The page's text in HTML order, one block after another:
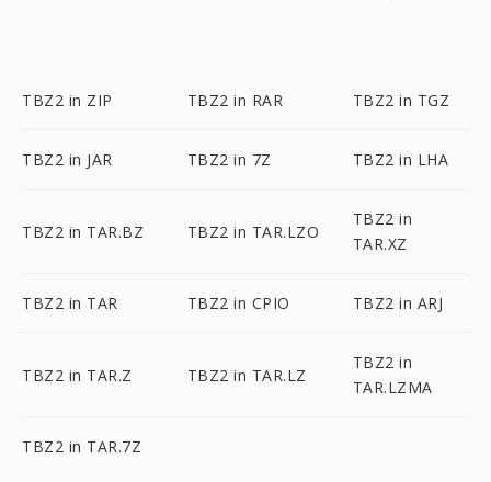
TBZ2 in ZIP TBZ2 in RAR TBZ2 in TGZ
TBZ2 in JAR TBZ2 in 7Z TBZ2 in LHA
TBZ2 in TAR.BZ TBZ2 in TAR.LZO
TBZ2 in
TAR.XZ
TBZ2 in TAR TBZ2 in CPIO TBZ2 in ARJ
TBZ2 in TAR.Z TBZ2 in TAR.LZ
TBZ2 in
TAR.LZMA
TBZ2 in TAR.7Z